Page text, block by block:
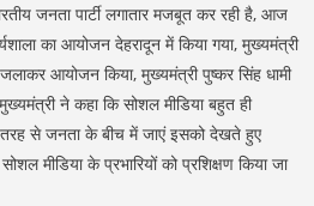
जनता पार्टी लगातार मजबूत कर रही है, आज
का आयोजन देहरादून में किया गया, मुख्यमंत्री
जलाकर आयोजन किया, मुख्यमंत्री पुष्कर सिंह धामी
ने कहा कि सोशल मीडिया बहुत ही
तरह से जनता के बीच में जाएं इसको देखते हुए
मीडिया के प्रभारियों को प्रशिक्षण किया जा